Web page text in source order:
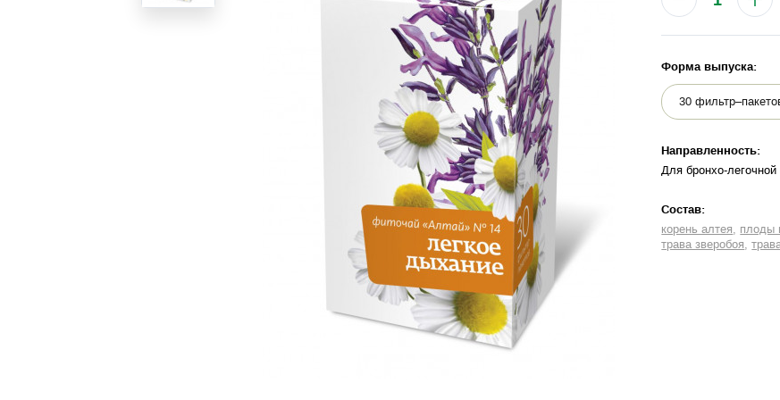
Форма выпуска:
Направленность:
Для бронхо-
Cостав:
корень алтея плоды
трава зверобоя